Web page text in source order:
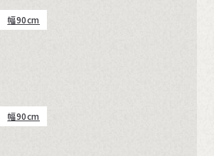
幅90cm
幅90cm